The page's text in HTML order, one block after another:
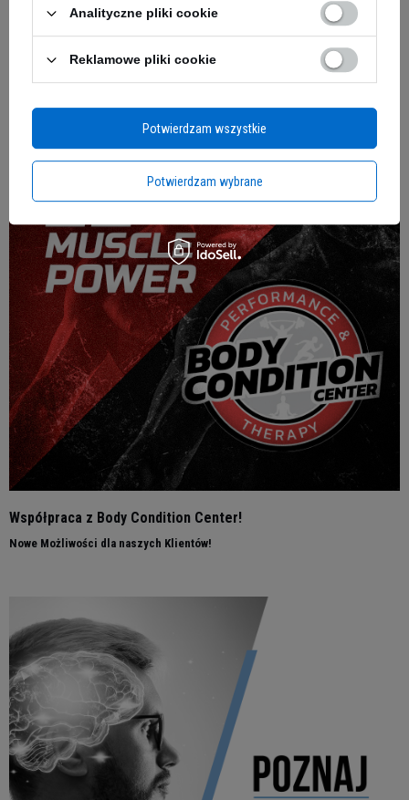
Zyskaj przewagę z Subskrypcją!
Współpraca z Body Condition Center!
Nowe Możliwości dla naszych Klientów!
Analityczne pliki cookie
Reklamowe pliki cookie
Potwierdzam wybrane
Potwierdzam wszystkie